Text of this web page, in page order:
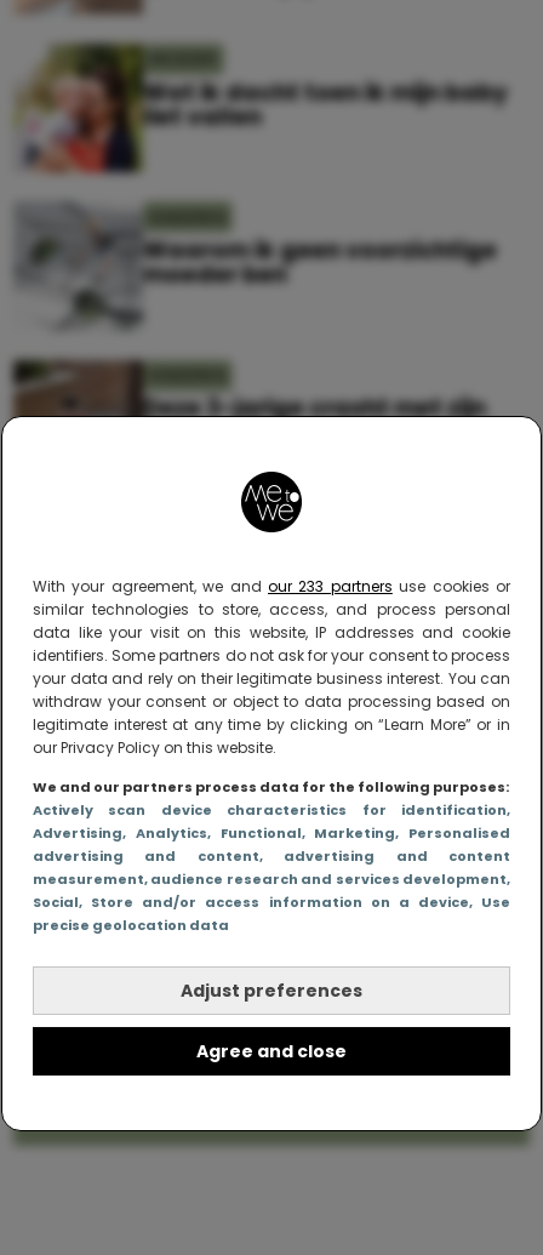
With your agreement, we and our 233 partners use cookies or
similar technologies to store, access, and process personal
data like your visit on this website, IP addresses and cookie
identifiers. Some partners do not ask for your consent to process
your data and rely on their legitimate business interest. You can
withdraw your consent or object to data processing based on
legitimate interest at any time by clicking on “Learn More” or in
our Privacy Policy on this website.
We and our partners process data for the following purposes:
Actively scan device characteristics for identification,
Advertising, Analytics, Functional, Marketing, Personalised
advertising and content, advertising and content
measurement, audience research and services development,
Social, Store and/or access information on a device, Use
precise geolocation data
Adjust preferences
Agree and close
Wat ik dacht toen ik mijn baby
liet vallen
Waarom ik geen voorzichtige
moeder ben
Deze 3-jarige crasht met zijn
dreumes valt, want zo klungelig
is dat loopje niet!
Me to We – online magazine voor ouders met
een leven
Me to We is het tegengeluid op alle zoete verhalen
is om moeder te zijn en blijven genadeloos
realistisch. Altijd met een vette knipoog, maar wel
zonder filter. Gewoon, hoe het leven er aan toe
gaat met en naast een (eenouder)gezin. Dus
gegarandeerd een rommelig huis, schuimbekkende